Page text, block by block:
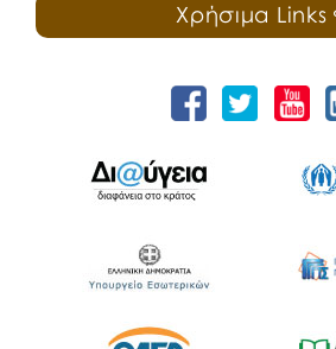
Χρήσιμα Links